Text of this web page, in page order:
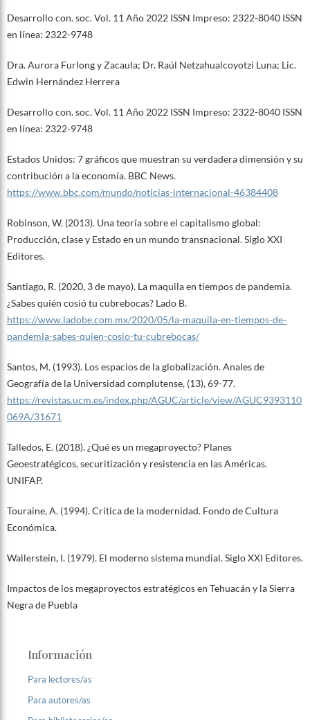
Desarrollo con. soc. Vol. 11 Año 2022 ISSN Impreso: 2322-8040 ISSN
en línea: 2322-9748
Dra. Aurora Furlong y Zacaula; Dr. Raúl Netzahualcoyotzi Luna; Lic.
Edwin Hernández Herrera
Desarrollo con. soc. Vol. 11 Año 2022 ISSN Impreso: 2322-8040 ISSN
en línea: 2322-9748
Estados Unidos: 7 gráficos que muestran su verdadera dimensión y su
contribución a la economía. BBC News.
https://www.bbc.com/mundo/noticias-internacional-46384408
Robinson, W. (2013). Una teoría sobre el capitalismo global:
Producción, clase y Estado en un mundo transnacional. Siglo XXI
Editores.
Santiago, R. (2020, 3 de mayo). La maquila en tiempos de pandemia.
¿Sabes quién cosió tu cubrebocas? Lado B.
https://www.ladobe.com.mx/2020/05/la-maquila-en-tiempos-de-
pandemia-sabes-quien-cosio-tu-cubrebocas/
Santos, M. (1993). Los espacios de la globalización. Anales de
Geografía de la Universidad complutense, (13), 69-77.
https://revistas.ucm.es/index.php/AGUC/article/view/AGUC9393110
069A/31671
Talledos, E. (2018). ¿Qué es un megaproyecto? Planes
Geoestratégicos, securitización y resistencia en las Américas.
UNIFAP.
Touraine, A. (1994). Crítica de la modernidad. Fondo de Cultura
Económica.
Wallerstein, I. (1979). El moderno sistema mundial. Siglo XXI Editores.
Impactos de los megaproyectos estratégicos en Tehuacán y la Sierra
Negra de Puebla
Información
Para lectores/as
Para autores/as